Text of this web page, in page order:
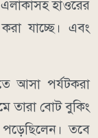
হাওরের
করা যাচ্ছে। এবং
আসা পর্যটকরা
তারা বোট বুকিং
পড়েছিলেন। তবে